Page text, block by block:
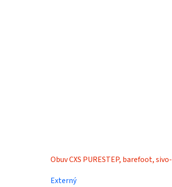
Obuv CXS PURESTEP, barefoot,
Externý